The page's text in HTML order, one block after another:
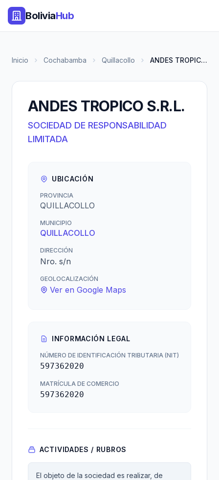
BoliviaHub
Inicio Cochabamba Quillacollo ANDES TROPICO S.R.L.
ANDES TROPICO S.R.L.
SOCIEDAD DE RESPONSABILIDAD
LIMITADA
UBICACIÓN
PROVINCIA
QUILLACOLLO
MUNICIPIO
QUILLACOLLO
DIRECCIÓN
Nro. s/n
GEOLOCALIZACIÓN
Ver en Google Maps
INFORMACIÓN LEGAL
NÚMERO DE IDENTIFICACIÓN TRIBUTARIA (NIT)
597362020
MATRÍCULA DE COMERCIO
597362020
ACTIVIDADES / RUBROS
El objeto de la sociedad es realizar, de